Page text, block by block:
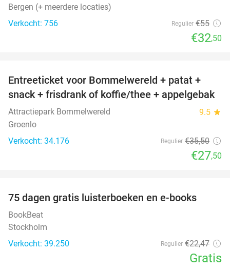
Bergen (+ meerdere locaties)
Verkocht: 756
Regulier €55
€32,50
23%
Entreeticket voor Bommelwereld + patat +
snack + frisdrank of koffie/thee + appelgebak
Attractiepark Bommelwereld 9.5 star
Groenlo
Verkocht: 34.176
Regulier €35,50
€27,50
75 dagen gratis luisterboeken en e-books
BookBeat
Stockholm
Verkocht: 39.250
Regulier €22,47
Gratis